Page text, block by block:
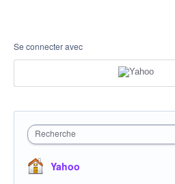
Se connecter avec
Recherche
Yahoo